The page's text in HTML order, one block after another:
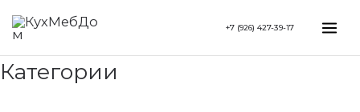
Перейти
содержимому
+7 (926) 427-39-17
Категории
Минимальная
цена
цена
Search...